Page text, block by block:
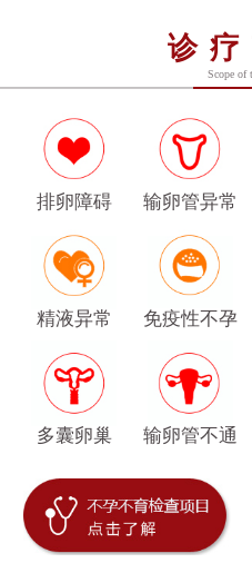
诊疗
Scope of
排卵障碍 输卵管异常
精液异常 免疫性不孕
多囊卵巢 输卵管不通